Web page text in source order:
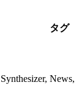
タグ
Synthesizer, News,